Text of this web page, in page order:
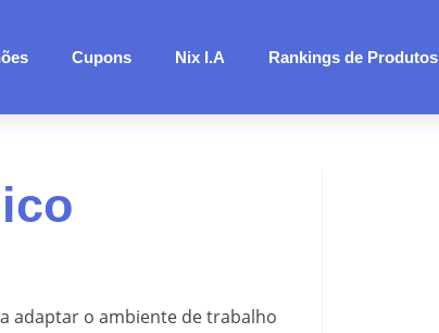
Cupons Nix I.A Rankings de Produtos
adaptar o ambiente de trabalho